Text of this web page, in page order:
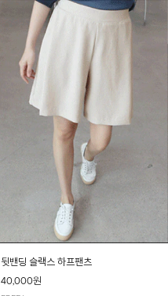
뒷밴딩 슬랙스 하프팬츠
40,000원